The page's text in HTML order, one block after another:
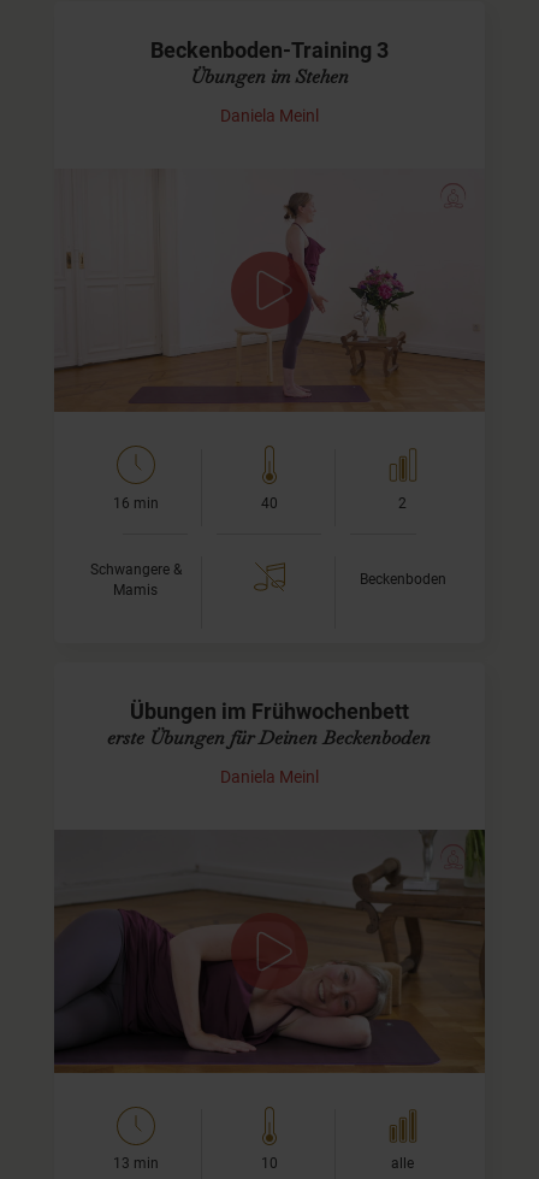
Beckenboden-Training 3
Übungen im Stehen
Daniela Meinl
Neue Kraft für Deinen Beckenboden
Beckenboden-Übungen auf allen Vieren und im Stehen.
Die Übungen in diesem Video eignen sich, wenn Du Dich
nach einer Geburt körperlich bereits wieder relativ fitt…
16 min 40 2
Schwangere &
Mamis
Beckenboden
Übungen im Frühwochenbett
erste Übungen für Deinen Beckenboden
Daniela Meinl
Erste Übungen nach der Geburt
Schön, dass Du gleich nach der Geburt mit ersten
Übungen beginnen möchtest. In diesem Video werden wir
ganz sanft anfangen. Es geht um bewusstes spüren und
…
13 min 10 alle